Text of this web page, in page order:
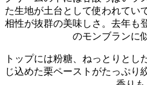
た生地が土台として使われてい
相性が抜群の美味しさ。 去年も
のモンブランに
トップには粉糖、ねっとりとし
じ込めた栗ペーストがたっぷり